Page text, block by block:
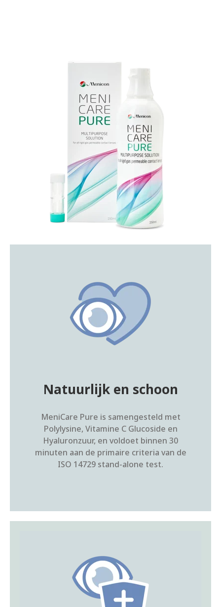
Natuurlijk en schoon
MeniCare Pure is samengesteld met
Polylysine, Vitamine C Glucoside en
Hyaluronzuur, en voldoet binnen 30
minuten aan de primaire criteria van de
ISO 14729 stand-alone test.